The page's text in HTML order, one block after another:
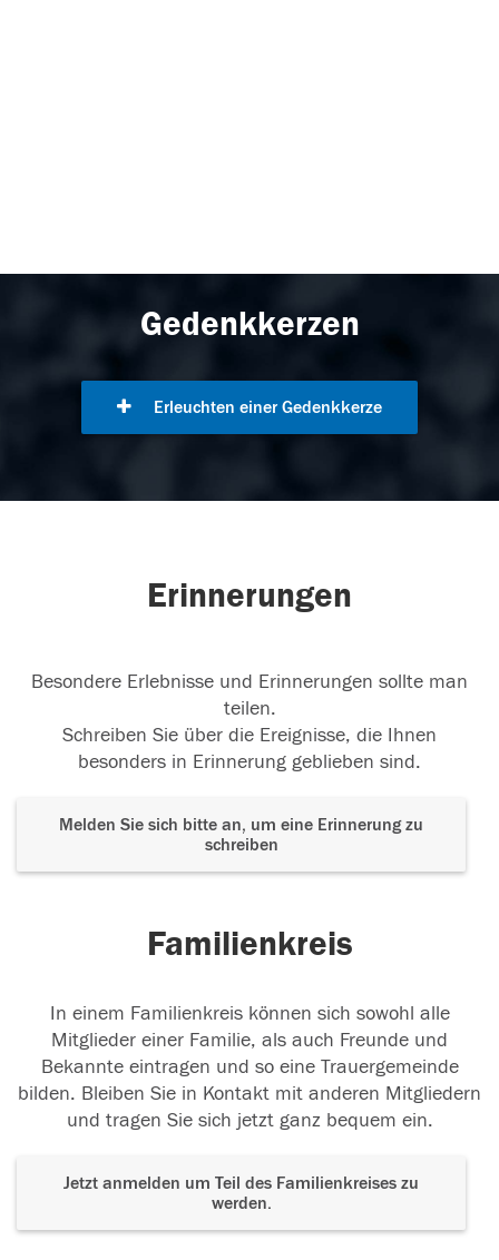
Gedenkkerzen
Erleuchten einer Gedenkkerze
Erinnerungen
Besondere Erlebnisse und Erinnerungen sollte man
teilen.
Schreiben Sie über die Ereignisse, die Ihnen
besonders in Erinnerung geblieben sind.
Melden Sie sich bitte an, um eine Erinnerung zu
schreiben
Familienkreis
In einem Familienkreis können sich sowohl alle
Mitglieder einer Familie, als auch Freunde und
Bekannte eintragen und so eine Trauergemeinde
bilden. Bleiben Sie in Kontakt mit anderen Mitgliedern
und tragen Sie sich jetzt ganz bequem ein.
Jetzt anmelden um Teil des Familienkreises zu
werden.